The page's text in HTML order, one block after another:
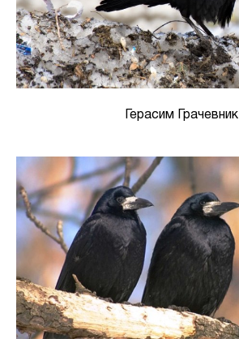
Герасим Грачевник